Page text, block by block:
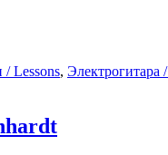
/ Lessons, Электрогитара